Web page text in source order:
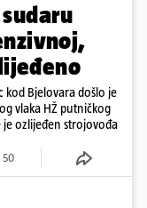
kod Bjelovara došlo je
vlaka HŽ putničkog
je ozlijeđen strojovođa
50